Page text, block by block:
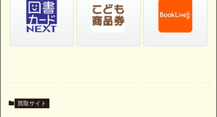
買取サイト